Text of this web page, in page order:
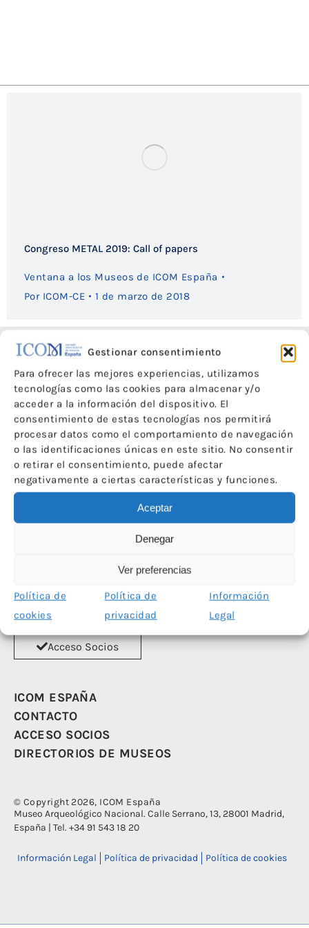
Gestionar consentimiento
Para ofrecer las mejores experiencias, utilizamos
tecnologías como las cookies para almacenar y/o
acceder a la información del dispositivo. El
consentimiento de estas tecnologías nos permitirá
procesar datos como el comportamiento de navegación
o las identificaciones únicas en este sitio. No consentir
o retirar el consentimiento, puede afectar
negativamente a ciertas características y funciones.
Aceptar
Denegar
Ver preferencias
Política de
cookies
Política de
privacidad
Información
Legal
Congreso METAL 2019: Call of papers
Ventana a los Museos de ICOM España
Por ICOM-CE 1 de marzo de 2018
Acceso Socios
ICOM ESPAÑA
CONTACTO
ACCESO SOCIOS
DIRECTORIOS DE MUSEOS
© Copyright 2026, ICOM España
Museo Arqueológico Nacional. Calle Serrano, 13, 28001 Madrid,
España | Tel. +34 91 543 18 20
Información Legal Política de privacidad Política de cookies